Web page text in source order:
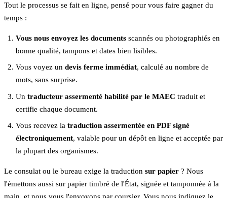
Tout le processus se fait en ligne, pensé pour vous faire gagner du
temps :
Vous nous envoyez les documentsscannés ou photographiés en
bonne qualité, tampons et dates bien lisibles.
Vous voyez un devis ferme immédiat, calculé au nombre de
mots, sans surprise.
Un traducteur assermenté habilité par le MAEC traduit et
certifie chaque document.
Vous recevez la traduction assermentée en PDF signé
électroniquement, valable pour un dépôt en ligne et acceptée par
la plupart des organismes.
Le consulat ou le bureau exige la traduction sur papier ? Nous
l'émettons aussi sur papier timbré de l'État, signée et tamponnée à la